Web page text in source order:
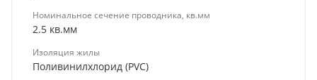
Номинальное сечение проводника, кв.мм
2.5 кв.мм
Изоляция жилы
Поливинилхлорид (PVC)